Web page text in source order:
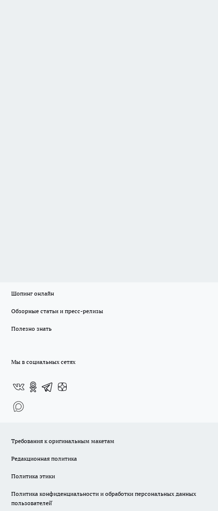
Шопинг онлайн
Обзорные статьи и пресс-релизы
Полезно знать
Мы в социальных сетях
Требования к оригинальным макетам
Редакционная политика
Политика этики
Политика конфиденциальности и обработки персональных данных
пользователей̆